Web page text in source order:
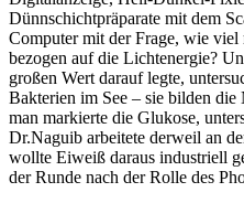
Dünnschichtpräparate mit dem
Computer mit der Frage, wie
bezogen auf die Lichtenergie?
großen Wert darauf legte,
Bakterien im See – sie bilden
man markierte die Glukose,
Dr.Naguib arbeitete derweil an
wollte Eiweiß daraus industriell
der Runde nach der Rolle des